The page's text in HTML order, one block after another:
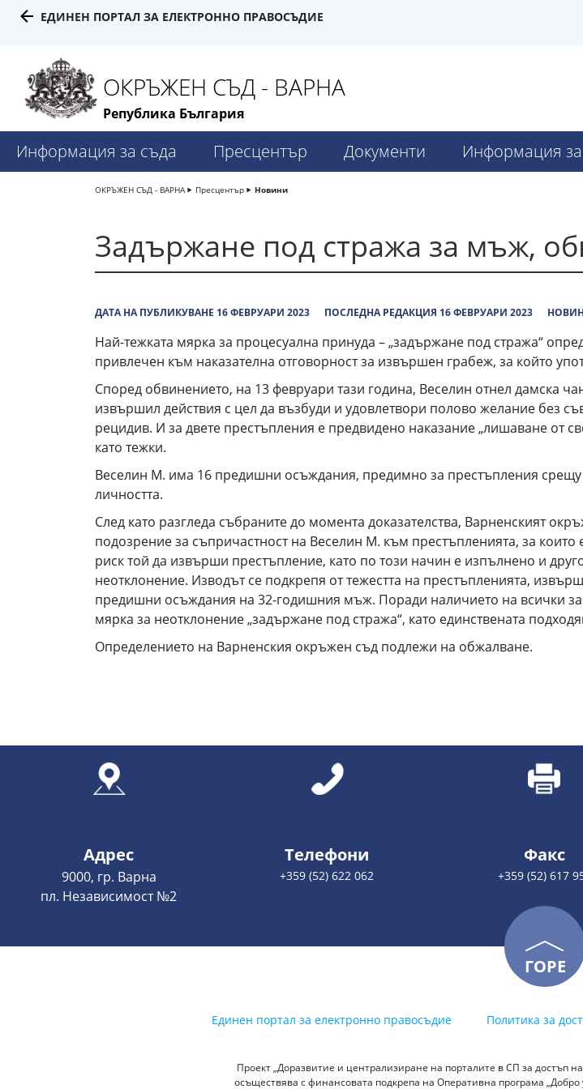
ЕДИНЕН ПОРТАЛ ЗА ЕЛЕКТРОННО ПРАВОСЪДИЕ
ОКРЪЖЕН СЪД - ВАРНА
Република България
Информация за съда Пресцентър Документи Информация
ОКРЪЖЕН СЪД - ВАРНА Пресцентър Новини
Задържане под стража за мъж,
ДАТА НА ПУБЛИКУВАНЕ 16 ФЕВРУАРИ 2023 ПОСЛЕДНА РЕДАКЦИЯ 16 ФЕВРУАРИ 2023
Най-тежката мярка за процесуална принуда – „задържане под стража“
привлечен към наказателна отговорност за извършен грабеж, за който
Според обвинението, на 13 февруари тази година, Веселин отнел дамска
извършил действия с цел да възбуди и удовлетвори полово желание без
рецидив. И за двете престъпления е предвидено наказание „лишаване от
като тежки.
Веселин М. има 16 предишни осъждания, предимно за престъпления срещу
личността.
След като разгледа събраните до момента доказателства, Варненският
подозрение за съпричастност на Веселин М. към престъпленията, за
риск той да извърши престъпление, като по този начин е изпълнено и
неотклонение. Изводът се подкрепя от тежестта на престъпленията,
предишни осъждания на 32-годишния мъж. Поради наличието на всички
мярка за неотклонение „задържане под стража“, като единствената
Определението на Варненския окръжен съд подлежи на обжалване.
Адрес
9000, гр. Варна
пл. Независимост №2
Телефони
+359 (52) 622 062
Факс
+359 (52) 617
ГОРЕ
Единен портал за електронно правосъдие Политика за
Проект „Доразвитие и централизиране на порталите в СП за достъп
осъществява с финансовата подкрепа на Оперативна програма